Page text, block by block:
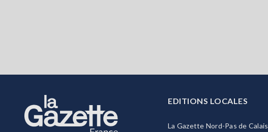
EDITIONS LOCALES
La Gazette Nord-Pas de Calais